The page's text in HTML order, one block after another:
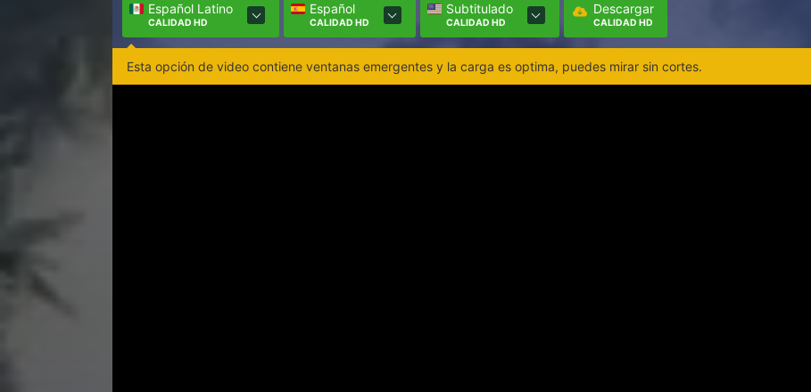
Español Latino
CALIDAD HD
Español
CALIDAD HD
Subtitulado
CALIDAD HD
Descargar
CALIDAD HD
Esta opción de video contiene ventanas emergentes y la carga es optima, puedes mirar sin cortes.